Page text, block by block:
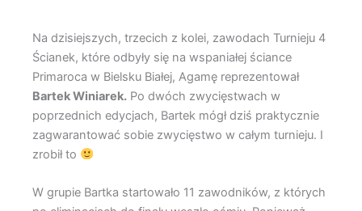
Na dzisiejszych, trzecich z kolei, zawodach Turnieju 4
Ścianek, które odbyły się na wspaniałej ściance
Primaroca w Bielsku Białej, Agamę reprezentował
Bartek Winiarek. Po dwóch zwycięstwach w
poprzednich edycjach, Bartek mógł dziś praktycznie
zagwarantować sobie zwycięstwo w całym turnieju. I
zrobił to
W grupie Bartka startowało 11 zawodników, z których